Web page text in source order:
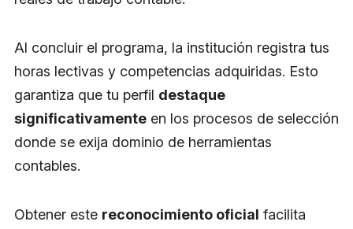
Al concluir el programa, la institución registra tus
horas lectivas y competencias adquiridas. Esto
garantiza que tu perfil destaque
significativamente en los procesos de selección
donde se exija dominio de herramientas
contables.
Obtener este reconocimiento oficial facilita